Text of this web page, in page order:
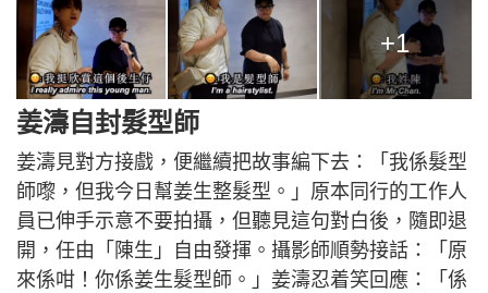
+1
姜濤自封髮型師
姜濤見對方接戲，便繼續把故事編下去：「我係髮型
師嚟，但我今日幫姜生整髮型。」原本同行的工作人
員已伸手示意不要拍攝，但聽見這句對白後，隨即退
開，任由「陳生」自由發揮。攝影師順勢接話：「原
來係咁！你係姜生髮型師。」姜濤忍着笑回應：「係